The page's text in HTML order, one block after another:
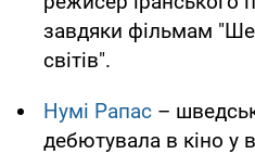
завдяки фільмам
світів".
Нумі Рапас –
дебютувала в кіно у